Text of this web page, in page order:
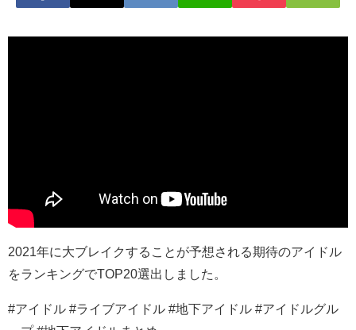
2021年に大ブレイクすることが予想される期待のアイドル
をランキングでTOP20選出しました。
#アイドル #ライブアイドル #地下アイドル #アイドルグル